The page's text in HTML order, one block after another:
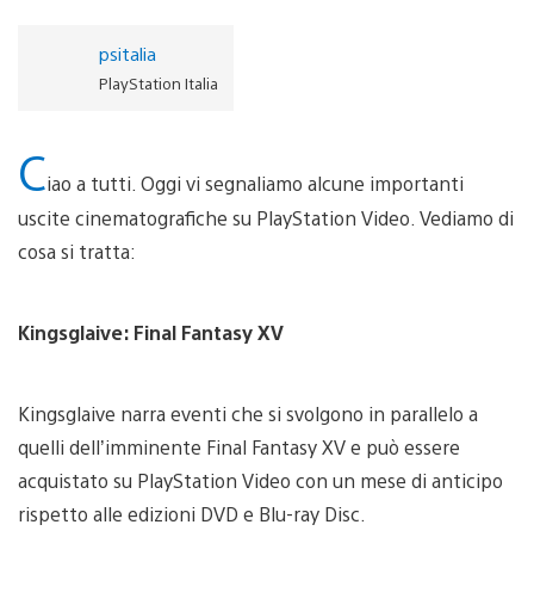
psitalia
PlayStation Italia
Ciao a tutti. Oggi vi segnaliamo alcune importanti
uscite cinematografiche su PlayStation Video. Vediamo di
cosa si tratta:
Kingsglaive: Final Fantasy XV
Kingsglaive narra eventi che si svolgono in parallelo a
quelli dell’imminente Final Fantasy XV e può essere
acquistato su PlayStation Video con un mese di anticipo
rispetto alle edizioni DVD e Blu-ray Disc.